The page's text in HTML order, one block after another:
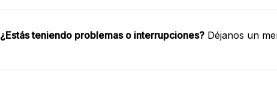
¿Estás teniendo problemas o interrupciones? Déjanos un